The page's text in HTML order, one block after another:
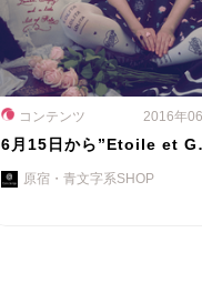
コンテンツ 2016年
6月15日から”Etoile et
原宿・青文字系SHOP